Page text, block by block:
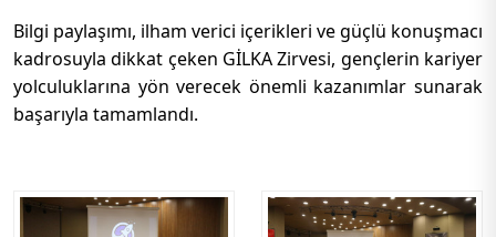
Bilgi paylaşımı, ilham verici içerikleri ve güçlü konuşmacı
kadrosuyla dikkat çeken GİLKA Zirvesi, gençlerin kariyer
yolculuklarına yön verecek önemli kazanımlar sunarak
başarıyla tamamlandı.